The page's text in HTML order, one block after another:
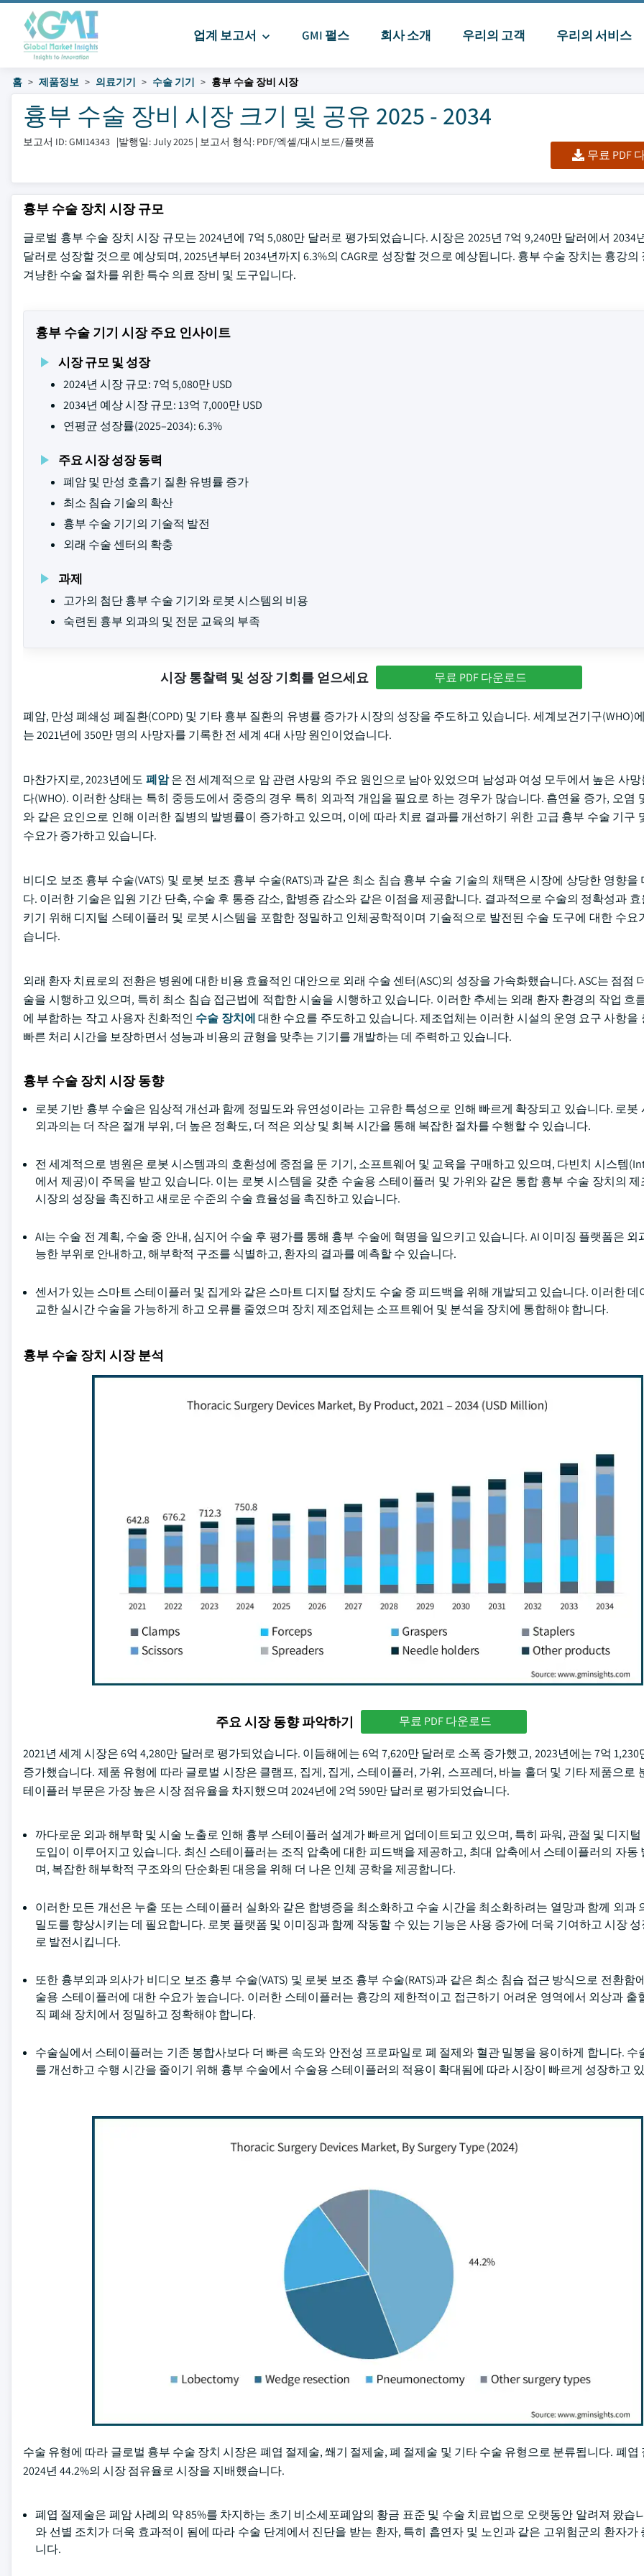
업계 보고서 GMI 펄스 회사 소개 우리의 고객 우리의 서비스
홈 제품정보 의료기기 수술 기기 흉부 수술 장비 시장
흉부 수술 장비 시장 크기 및 공유 2025 - 2034
보고서 ID: GMI14343 |발행일: July 2025 | 보고서 형식: PDF/엑셀/대시보드/플랫폼
무료 PDF
흉부 수술 장치 시장 규모
글로벌 흉부 수술 장치 시장 규모는 2024년에 7억 5,080만 달러로 평가되었습니다. 시장은 2025년 7억 9,240만 달러에서 2034
달러로 성장할 것으로 예상되며, 2025년부터 2034년까지 6.3%의 CAGR로 성장할 것으로 예상됩니다. 흉부 수술 장치는 흉강의
겨냥한 수술 절차를 위한 특수 의료 장비 및 도구입니다.
흉부 수술 기기 시장 주요 인사이트
시장 규모 및 성장
2024년 시장 규모: 7억 5,080만 USD
2034년 예상 시장 규모: 13억 7,000만 USD
연평균 성장률(2025–2034): 6.3%
주요 시장 성장 동력
폐암 및 만성 호흡기 질환 유병률 증가
최소 침습 기술의 확산
흉부 수술 기기의 기술적 발전
외래 수술 센터의 확충
과제
고가의 첨단 흉부 수술 기기와 로봇 시스템의 비용
숙련된 흉부 외과의 및 전문 교육의 부족
시장 통찰력 및 성장 기회를 얻으세요 무료 PDF 다운로드
폐암, 만성 폐쇄성 폐질환(COPD) 및 기타 흉부 질환의 유병률 증가가 시장의 성장을 주도하고 있습니다. 세계보건기구(WHO)
는 2021년에 350만 명의 사망자를 기록한 전 세계 4대 사망 원인이었습니다.
마찬가지로, 2023년에도 폐암은 전 세계적으로 암 관련 사망의 주요 원인으로 남아 있었으며 남성과 여성 모두에서 높은 사
다(WHO). 이러한 상태는 특히 중등도에서 중증의 경우 특히 외과적 개입을 필요로 하는 경우가 많습니다. 흡연율 증가, 오염
와 같은 요인으로 인해 이러한 질병의 발병률이 증가하고 있으며, 이에 따라 치료 결과를 개선하기 위한 고급 흉부 수술 기구
수요가 증가하고 있습니다.
비디오 보조 흉부 수술(VATS) 및 로봇 보조 흉부 수술(RATS)과 같은 최소 침습 흉부 수술 기술의 채택은 시장에 상당한 영향을
다. 이러한 기술은 입원 기간 단축, 수술 후 통증 감소, 합병증 감소와 같은 이점을 제공합니다. 결과적으로 수술의 정확성과
키기 위해 디지털 스테이플러 및 로봇 시스템을 포함한 정밀하고 인체공학적이며 기술적으로 발전된 수술 도구에 대한 수요
습니다.
외래 환자 치료로의 전환은 병원에 대한 비용 효율적인 대안으로 외래 수술 센터(ASC)의 성장을 가속화했습니다. ASC는 점점
술을 시행하고 있으며, 특히 최소 침습 접근법에 적합한 시술을 시행하고 있습니다. 이러한 추세는 외래 환자 환경의 작업 흐
에 부합하는 작고 사용자 친화적인 수술 장치에대한 수요를 주도하고 있습니다. 제조업체는 이러한 시설의 운영 요구 사항을
빠른 처리 시간을 보장하면서 성능과 비용의 균형을 맞추는 기기를 개발하는 데 주력하고 있습니다.
흉부 수술 장치 시장 동향
로봇 기반 흉부 수술은 임상적 개선과 함께 정밀도와 유연성이라는 고유한 특성으로 인해 빠르게 확장되고 있습니다. 로봇
외과의는 더 작은 절개 부위, 더 높은 정확도, 더 적은 외상 및 회복 시간을 통해 복잡한 절차를 수행할 수 있습니다.
전 세계적으로 병원은 로봇 시스템과의 호환성에 중점을 둔 기기, 소프트웨어 및 교육을 구매하고 있으며, 다빈치 시스템
에서 제공)이 주목을 받고 있습니다. 이는 로봇 시스템을 갖춘 수술용 스테이플러 및 가위와 같은 통합 흉부 수술 장치의
시장의 성장을 촉진하고 새로운 수준의 수술 효율성을 촉진하고 있습니다.
AI는 수술 전 계획, 수술 중 안내, 심지어 수술 후 평가를 통해 흉부 수술에 혁명을 일으키고 있습니다. AI 이미징 플랫폼은 외
능한 부위로 안내하고, 해부학적 구조를 식별하고, 환자의 결과를 예측할 수 있습니다.
센서가 있는 스마트 스테이플러 및 집게와 같은 스마트 디지털 장치도 수술 중 피드백을 위해 개발되고 있습니다. 이러한 데
교한 실시간 수술을 가능하게 하고 오류를 줄였으며 장치 제조업체는 소프트웨어 및 분석을 장치에 통합해야 합니다.
흉부 수술 장치 시장 분석
주요 시장 동향 파악하기 무료 PDF 다운로드
2021년 세계 시장은 6억 4,280만 달러로 평가되었습니다. 이듬해에는 6억 7,620만 달러로 소폭 증가했고, 2023년에는 7억 1,230
증가했습니다. 제품 유형에 따라 글로벌 시장은 클램프, 집게, 집게, 스테이플러, 가위, 스프레더, 바늘 홀더 및 기타 제품으로
테이플러 부문은 가장 높은 시장 점유율을 차지했으며 2024년에 2억 590만 달러로 평가되었습니다.
까다로운 외과 해부학 및 시술 노출로 인해 흉부 스테이플러 설계가 빠르게 업데이트되고 있으며, 특히 파워, 관절 및 디지
도입이 이루어지고 있습니다. 최신 스테이플러는 조직 압축에 대한 피드백을 제공하고, 최대 압축에서 스테이플러의 자동
며, 복잡한 해부학적 구조와의 단순화된 대응을 위해 더 나은 인체 공학을 제공합니다.
이러한 모든 개선은 누출 또는 스테이플러 실화와 같은 합병증을 최소화하고 수술 시간을 최소화하려는 열망과 함께 외과
밀도를 향상시키는 데 필요합니다. 로봇 플랫폼 및 이미징과 함께 작동할 수 있는 기능은 사용 증가에 더욱 기여하고 시장
로 발전시킵니다.
또한 흉부외과 의사가 비디오 보조 흉부 수술(VATS) 및 로봇 보조 흉부 수술(RATS)과 같은 최소 침습 접근 방식으로 전환함
술용 스테이플러에 대한 수요가 높습니다. 이러한 스테이플러는 흉강의 제한적이고 접근하기 어려운 영역에서 외상과 출
직 폐쇄 장치에서 정밀하고 정확해야 합니다.
수술실에서 스테이플러는 기존 봉합사보다 더 빠른 속도와 안전성 프로파일로 폐 절제와 혈관 밀봉을 용이하게 합니다. 수
를 개선하고 수행 시간을 줄이기 위해 흉부 수술에서 수술용 스테이플러의 적용이 확대됨에 따라 시장이 빠르게 성장하고
수술 유형에 따라 글로벌 흉부 수술 장치 시장은 폐엽 절제술, 쐐기 절제술, 폐 절제술 및 기타 수술 유형으로 분류됩니다. 폐엽
2024년 44.2%의 시장 점유율로 시장을 지배했습니다.
폐엽 절제술은 폐암 사례의 약 85%를 차지하는 초기 비소세포폐암의 황금 표준 및 수술 치료법으로 오랫동안 알려져 왔습
와 선별 조치가 더욱 효과적이 됨에 따라 수술 단계에서 진단을 받는 환자, 특히 흡연자 및 노인과 같은 고위험군의 환자가
니다.